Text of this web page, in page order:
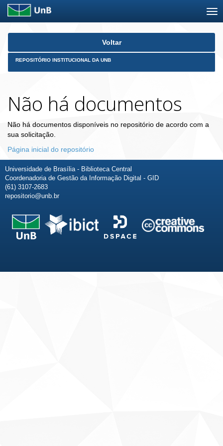
Skip
Voltar
REPOSITÓRIO INSTITUCIONAL DA UNB
Não há documentos
Não há documentos disponíveis no repositório de acordo com a
sua solicitação.
Página inicial do repositório
Universidade de Brasília - Biblioteca Central
Coordenadoria de Gestão da Informação Digital - GID
(61) 3107-2683
repositorio@unb.br